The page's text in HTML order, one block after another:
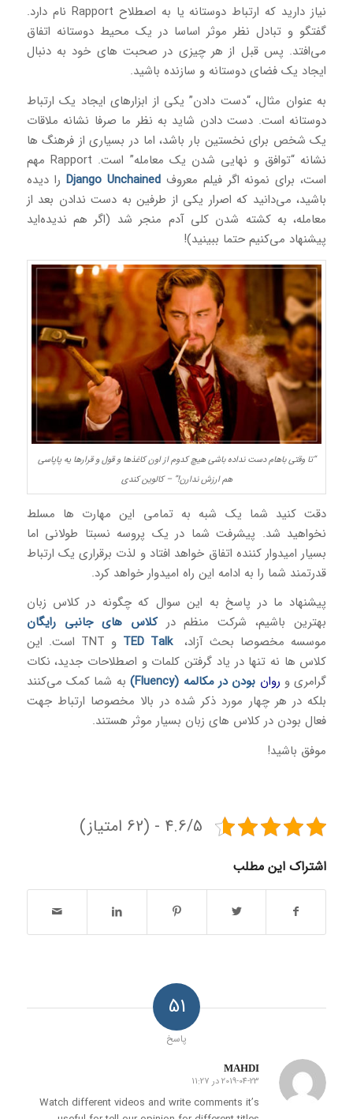
نیاز دارید که ارتباط دوستانه یا به اصطلاح Rapport نام دارد.
گفتگو و تبادل نظر موثر اساسا در یک محیط دوستانه اتفاق
می‌افتد. پس قبل از هر چیزی در صحبت های خود به دنبال
ایجاد یک فضای دوستانه و سازنده باشید.
به عنوان مثال، “دست دادن” یکی از ابزارهای ایجاد یک ارتباط
دوستانه است. دست دادن شاید به نظر ما صرفا نشانه ملاقات
یک شخص برای نخستین بار باشد، اما در بسیاری از فرهنگ ها
نشانه “توافق و نهایی شدن یک معامله” است. Rapport مهم
است، برای نمونه اگر فیلم معروف Django Unchained
را دیده
باشید، می‌دانید که اصرار یکی از طرفین به دست ندادن بعد از
معامله، به کشته شدن کلی آدم منجر شد (اگر هم ندیده‌اید
پیشنهاد می‌کنیم حتما ببینید)!
“تا وقتی باهام دست نداده باشی هیچ کدوم از اون کاغذها و قول و قرارها یه پاپاسی
هم ارزش ندارن!” – کالوین کندی
دقت کنید شما یک شبه به تمامی این مهارت ها مسلط
نخواهید شد. پیشرفت شما در یک پروسه نسبتا طولانی اما
بسیار امیدوار کننده اتفاق خواهد افتاد و لذت برقراری یک ارتباط
قدرتمند شما را به ادامه این راه امیدوار خواهد کرد.
پیشنهاد ما در پاسخ به این سوال که چگونه در کلاس زبان
بهترین باشیم، شرکت منظم درکلاس های جانبی رایگان
موسسه مخصوصا بحث آزاد، TED Talk
و TNT است. این
کلاس ها نه تنها در یاد گرفتن کلمات و اصطلاحات جدید، نکات
گرامری و روان بودن در مکالمه (Fluency)
به شما کمک می‌کنند
بلکه در هر چهار مورد ذکر شده در بالا مخصوصا ارتباط جهت
فعال بودن در کلاس های زبان بسیار موثر هستند.
موفق باشید!
4.6/5 - (62 امتیاز)
اشتراک این مطلب
51
پاسخ
MAHDI
گفته:
2019-04-23 در 11:27
Watch different videos and write comments it’s